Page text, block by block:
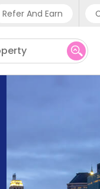
Refer And Earn
Phone
UK - +44